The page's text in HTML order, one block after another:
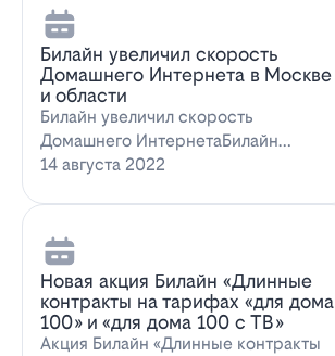
Билайн увеличил скорость
Домашнего Интернета в Москве
и области
Билайн увеличил скорость
Домашнего ИнтернетаБилайн
увеличил скорость Домашнего
14 августа 2022
Новая акция Билайн «Длинные
контракты на тарифах «для дома
100» и «для дома 100 с ТВ»
Акция Билайн «Длинные контракты